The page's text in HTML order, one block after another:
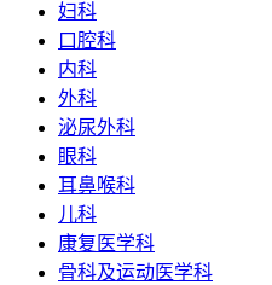
妇科
口腔科
内科
外科
泌尿外科
眼科
耳鼻喉科
儿科
康复医学科
骨科及运动医学科